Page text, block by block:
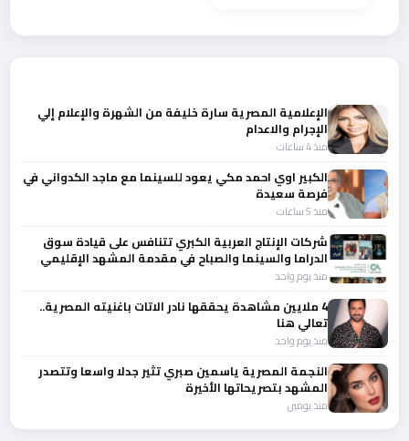
الإعلامية المصرية سارة خليفة من الشهرة والإعلام إلي
الإجرام والاعدام
منذ 4 ساعات
الكبير اوي احمد مكي يعود للسينما مع ماجد الكدواني في
فرصة سعيدة
منذ 5 ساعات
شركات الإنتاج العربية الكبري تتنافس على قيادة سوق
الدراما والسينما والصباح في مقدمة المشهد الإقليمي
منذ يوم واحد
4 ملايين مشاهدة يحققها نادر الاتات باغنيته المصرية..
تعالي هنا
منذ يوم واحد
النجمة المصرية ياسمين صبري تثير جدلا واسعا وتتصدر
المشهد بتصريحاتها الأخيرة
منذ يومين